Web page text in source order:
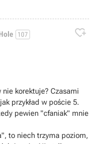
107 
korektuje? Czasami
przykład w poście 5.
pewien "cfaniak" mnie
to niech trzyma poziom,